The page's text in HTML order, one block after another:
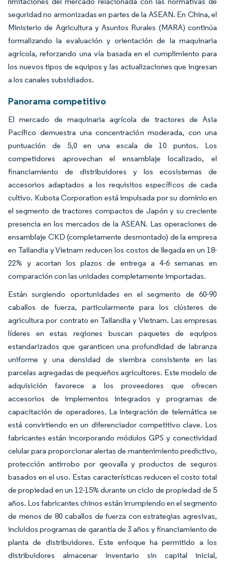
seguridad no armonizadas en partes de la ASEAN. En China, el
Ministerio de Agricultura y Asuntos Rurales (MARA) continúa
formalizando la evaluación y orientación de la maquinaria
agrícola, reforzando una vía basada en el cumplimiento para
los nuevos tipos de equipos y las actualizaciones que ingresan
a los canales subsidiados.
Panorama competitivo
El mercado de maquinaria agrícola de tractores de Asia
Pacífico demuestra una concentración moderada, con una
puntuación de 5,0 en una escala de 10 puntos. Los
competidores aprovechan el ensamblaje localizado, el
financiamiento de distribuidores y los ecosistemas de
accesorios adaptados a los requisitos específicos de cada
cultivo. Kubota Corporation está impulsada por su dominio en
el segmento de tractores compactos de Japón y su creciente
presencia en los mercados de la ASEAN. Las operaciones de
ensamblaje CKD (completamente desmontado) de la empresa
en Tailandia y Vietnam reducen los costos de llegada en un 18-
22% y acortan los plazos de entrega a 4-6 semanas en
comparación con las unidades completamente importadas.
Están surgiendo oportunidades en el segmento de 60-90
caballos de fuerza, particularmente para los clústeres de
agricultura por contrato en Tailandia y Vietnam. Las empresas
líderes en estas regiones buscan paquetes de equipos
estandarizados que garanticen una profundidad de labranza
uniforme y una densidad de siembra consistente en las
parcelas agregadas de pequeños agricultores. Este modelo de
adquisición favorece a los proveedores que ofrecen
accesorios de implementos integrados y programas de
capacitación de operadores. La integración de telemática se
está convirtiendo en un diferenciador competitivo clave. Los
fabricantes están incorporando módulos GPS y conectividad
celular para proporcionar alertas de mantenimiento predictivo,
protección antirrobo por geovalla y productos de seguros
basados en el uso. Estas características reducen el costo total
de propiedad en un 12-15% durante un ciclo de propiedad de 5
años. Los fabricantes chinos están irrumpiendo en el segmento
de menos de 80 caballos de fuerza con estrategias agresivas,
incluidos programas de garantía de 3 años y financiamiento de
planta de distribuidores. Este enfoque ha permitido a los
distribuidores almacenar inventario sin capital inicial,